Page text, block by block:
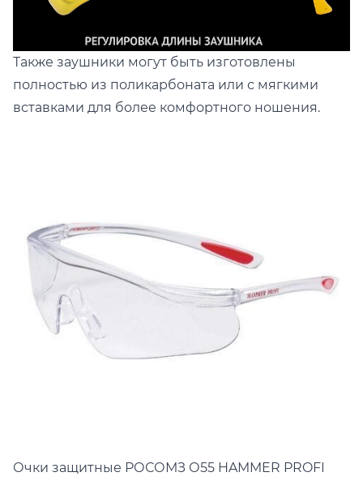
Также заушники могут быть изготовлены
полностью из поликарбоната или с мягкими
вставками для более комфортного ношения.
Очки защитные РОСОМЗ О55 HAMMER PROFI